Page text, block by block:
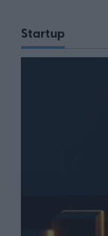
Startup